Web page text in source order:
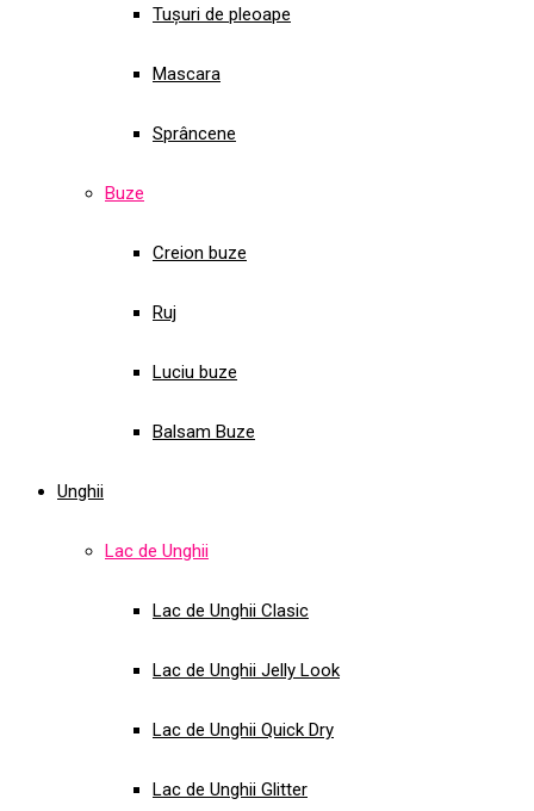
Tușuri de pleoape
Mascara
Sprâncene
Buze
Creion buze
Ruj
Luciu buze
Balsam Buze
Unghii
Lac de Unghii
Lac de Unghii Clasic
Lac de Unghii Jelly Look
Lac de Unghii Quick Dry
Lac de Unghii Glitter